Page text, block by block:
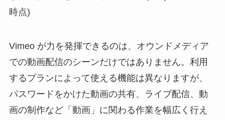
時点)
Vimeo が力を発揮できるのは、オウンドメディア
での動画配信のシーンだけではありません。利用
するプランによって使える機能は異なりますが、
パスワードをかけた動画の共有、ライブ配信、動
画の制作など「動画」に関わる作業を幅広く行え